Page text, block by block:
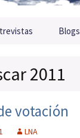
Blogs
2011
votación
LNA